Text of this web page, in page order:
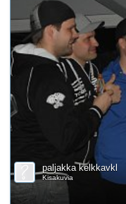
paljakka kelkkavkl
Kisakuvia